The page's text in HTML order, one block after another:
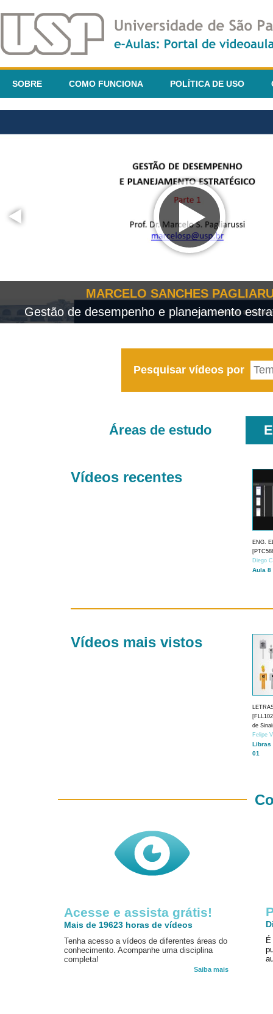
SOBRE COMO FUNCIONA POLÍTICA DE USO
MARCELO SANCHES
Gestão de desempenho e planejamento
Pesquisar vídeos por
Áreas de estudo
Vídeos recentes
ENG.
Diego
Aula 8
Vídeos mais vistos
de
Felipe
Libras
01
Acesse e assista grátis!
Mais de 19623 horas de vídeos
Tenha acesso a vídeos de diferentes áreas do
conhecimento. Acompanhe uma disciplina
completa!
Saiba mais